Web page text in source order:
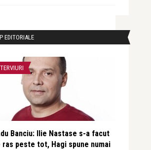
EDITORIALE
Banciu: Ilie Nastase s-a facut
ras peste tot, Hagi spune numai